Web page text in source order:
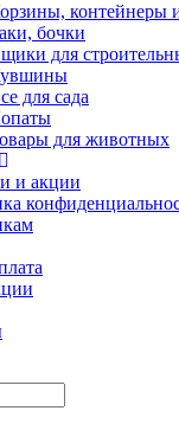
контейнеры
бочки
для
для сада
для животных
и акции